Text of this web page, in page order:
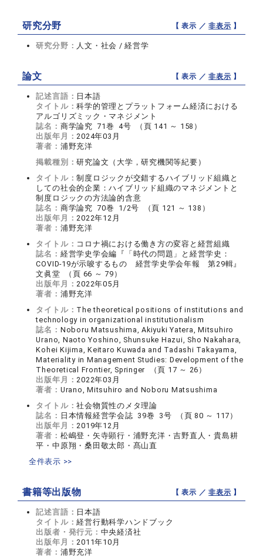
研究分野 【 表示 ／非表示 】
研究分野： 人文・社会 / 経営学
論文 【 表示 ／非表示 】
記述言語： 日本語
タイトル：科学的管理とプラットフォーム経済における
アルゴリズミック・マネジメント
誌名： 商学論究 71巻 4号 （頁 141 ～ 158）
出版年月： 2024年03月
著者： 浦野充洋
掲載種別：研究論文（大学，研究機関等紀要）
タイトル：制度ロジックが交錯するハイブリッド組織と
しての社会的企業：ハイブリッド組織のマネジメントと
制度ロジックの方法論的含意
誌名： 商学論究 70巻 1/2号 （頁 121 ～ 138）
出版年月： 2022年12月
著者： 浦野充洋
タイトル： コロナ禍における働き方の変容と経営組織
誌名： 経営学史学会編『「時代の問題」と経営学史：
COVID-19が示唆するもの 経営学史学会年報 第29輯』
文眞堂 （頁 66 ～ 79）
出版年月： 2022年05月
著者： 浦野充洋
タイトル： The theoretical positions of institutions and
technology in organizational institutionalism
誌名： Noboru Matsushima, Akiyuki Yatera, Mitsuhiro
Urano, Naoto Yoshino, Shunsuke Hazui, Sho Nakahara,
Kohei Kijima, Keitaro Kuwada and Tadashi Takayama,
Materiality in Management Studies: Development of the
Theoretical Frontier, Springer （頁 17 ～ 26）
出版年月： 2022年03月
著者： Urano, Mitsuhiro and Noboru Matsushima
タイトル：社会物質性のメタ理論
誌名： 日本情報経営学会誌 39巻 3号 （頁 80 ～ 117）
出版年月： 2019年12月
著者： 松嶋登・矢寺顕行・浦野充洋・吉野直人・貴島耕
平・中原翔・桑田敬太郎・髙山直
全件表示 >>
書籍等出版物 【 表示 ／非表示 】
記述言語： 日本語
タイトル：経営行動科学ハンドブック
出版者・発行元： 中央経済社
出版年月： 2011年10月
著者： 浦野充洋